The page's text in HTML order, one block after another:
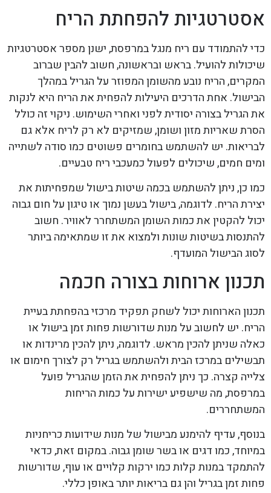
אסטרטגיות להפחתת הריח
כדי להתמודד עם ריח מנגל במרפסת, ישנן מספר אסטרטגיות
שיכולות להועיל. בראש ובראשונה, חשוב להבין שברוב
המקרים, הריח נובע מהשומן המפוזר על הגריל במהלך
הבישול. אחת הדרכים היעילות להפחית את הריח היא לנקות
את הגריל בצורה יסודית לפני ואחרי השימוש. ניקוי זה כולל
הסרת שאריות מזון ושומן, שמזיקים לא רק לריח אלא גם
לבריאות. יש להשתמש בחומרים פשוטים כמו סודה לשתייה
ומים חמים, שיכולים לפעול כמעכבי ריח טבעיים.
כמו כן, ניתן להשתמש בכמה שיטות בישול שמפחיתות את
יצירת הריח. לדוגמה, בישול בעשן נמוך או טיגון על חום גבוה
יכול להקטין את כמות השומן המשתחרר לאוויר. חשוב
להתנסות בשיטות שונות ולמצוא את זו שמתאימה ביותר
לסוג הבישול המועדף.
תכנון ארוחות בצורה חכמה
תכנון הארוחות יכול לשחק תפקיד מרכזי בהפחתת בעיית
הריח. יש לחשוב על מנות שדורשות פחות זמן בישול או
כאלה שניתן להכין מראש. לדוגמה, ניתן להכין מרינדות או
תבשילים במרכז הבית ולהשתמש בגריל רק לצורך חימום או
צלייה קצרה. כך ניתן להפחית את הזמן שהגריל פועל
במרפסת, מה שישפיע ישירות על כמות הריחות
המשתחררים.
בנוסף, עדיף להימנע מבישול של מנות שידועות כריחניות
במיוחד, כמו דגים או בשר שומן גבוה. במקום זאת, כדאי
להתמקד במנות קלות כמו ירקות קלויים או עוף, שדורשות
פחות זמן בגריל והן גם בריאות יותר באופן כללי.